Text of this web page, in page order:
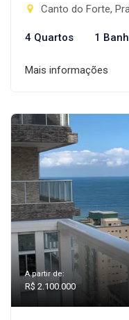
Canto do Forte,
4 Quartos 1
Mais informações
A partir de:
R$ 2.100.000